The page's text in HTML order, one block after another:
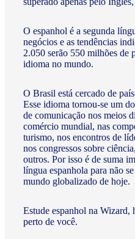
O espanhol é a segunda
negócios e as tendências
2.050 serão 550 milhões de
idioma no mundo.
O Brasil está cercado de
Esse idioma tornou-se um
de comunicação nos meios
comércio mundial, nas
turismo, nos encontros de
nos congressos sobre
outros. Por isso é de suma
língua espanhola para não
mundo globalizado de hoje.
Estude espanhol na Wizard,
perto de você.